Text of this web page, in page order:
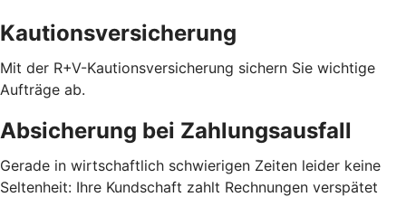
Kautionsversicherung
Mit der R+V-Kautionsversicherung sichern Sie wichtige
Aufträge ab.
Absicherung bei Zahlungsausfall
Gerade in wirtschaftlich schwierigen Zeiten leider keine
Seltenheit: Ihre Kundschaft zahlt Rechnungen verspätet